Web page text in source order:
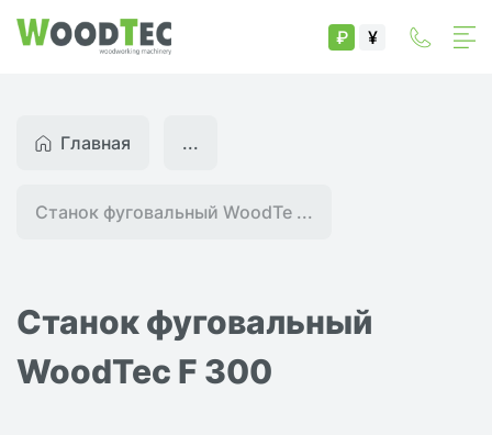
₽ ¥
Главная
Станок фуговальный WoodTe ...
...
Станок фуговальный
WoodTec F 300